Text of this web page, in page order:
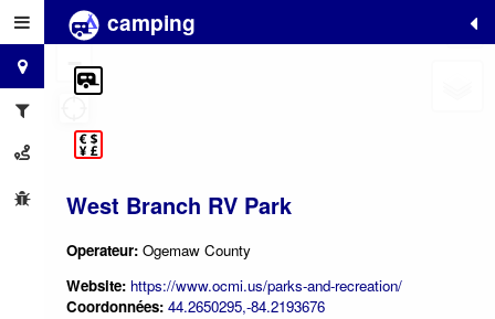
camping
West Branch RV Park
Operateur: Ogemaw County
Website: https://www.ocmi.us/parks-and-recreation/
Coordonnées: 44.2650295,-84.2193676
+
−